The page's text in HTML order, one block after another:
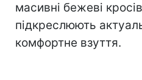
масивні бежеві
підкреслюють
комфортне взуття.